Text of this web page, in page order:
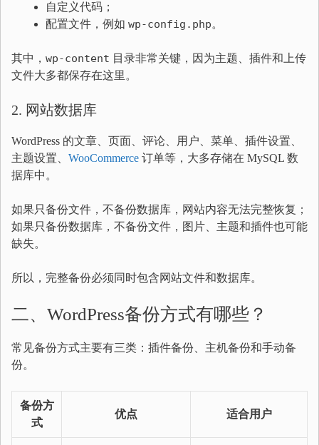
自定义代码；
配置文件，例如 wp-config.php。
其中， wp-content 目录非常关键，因为主题、插件和上传
文件大多都保存在这里。
2. 网站数据库
WordPress 的文章、页面、评论、用户、菜单、插件设置、
主题设置、 WooCommerce 订单等，大多存储在 MySQL 数
据库中。
如果只备份文件，不备份数据库，网站内容无法完整恢复；
如果只备份数据库，不备份文件，图片、主题和插件也可能
缺失。
所以，完整备份必须同时包含网站文件和数据库。
二、WordPress备份方式有哪些？
常见备份方式主要有三类：插件备份、主机备份和手动备
份。
备份方
式
优点 适合用户